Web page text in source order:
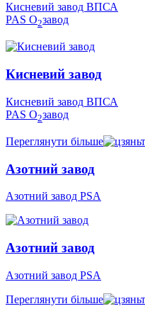
Кисневий завод ВПСА
PAS O2завод
Кисневий завод
Кисневий завод ВПСА
PAS O2завод
Переглянути більше
Азотний завод
Азотний завод PSA
Азотний завод
Азотний завод PSA
Переглянути більше